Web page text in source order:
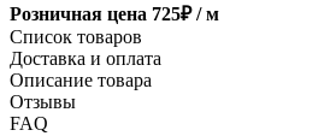
Розничная цена 725₽ /м
Список товаров
Доставка и оплата
Описание товара
Отзывы
FAQ